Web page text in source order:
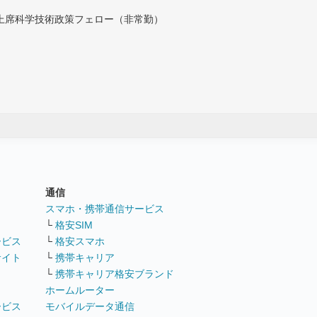
科学技術政策フェロー（非常勤）
ス
ト
ス
通信
スマホ・携帯通信サービス
└ 格安SIM
└ 格安スマホ
└ 携帯キャリア
└ 携帯キャリア格安ブランド
ホームルーター
モバイルデータ通信